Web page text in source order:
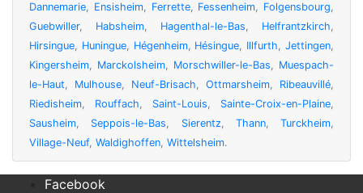
Dannemarie, Ensisheim, Ferrette, Fessenheim, Folgensbourg,
Guebwiller, Habsheim, Hagenthal-le-Bas, Helfrantzkirch,
Hirsingue, Huningue, Hégenheim, Hésingue, Illfurth,Jettingen,
Kingersheim, Marckolsheim, Morschwiller-le-Bas, Muespach-
le-Haut, Mulhouse, Neuf-Brisach, Ottmarsheim, Ribeauvillé,
Riedisheim, Rouffach, Saint-Louis, Sainte-Croix-en-Plaine,
Sausheim, Seppois-le-Bas, Sierentz, Thann, Turckheim,
Village-Neuf, Waldighoffen, Wittelsheim.
Facebook